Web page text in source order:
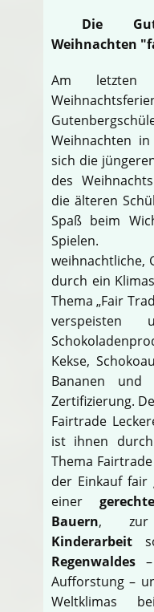
Die
Weihnachten
Am letzten
Weihnachten
sich die
des
die älteren
Spaß beim
Spielen.
weihnachtliche,
durch ein
Thema „Fair
verspeisten
Kekse,
Bananen und
Zertifizierung.
Fairtrade
ist ihnen
Thema
der Einkauf fair
einer
Bauern,
Kinderarbeit
Regenwaldes
Aufforstung –
Weltklimas